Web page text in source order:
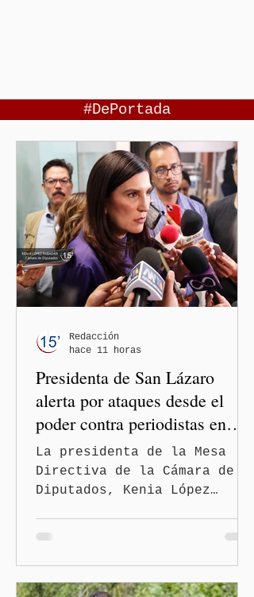
#DePortada
Presidenta de San Lázaro
alerta por ataques desde el
poder contra periodistas en
México
La presidenta de la Mesa
Directiva de la Cámara de
Diputados, Kenia López
normalicen las
descalificaciones, amenazas
Redacción
hace 11 horas